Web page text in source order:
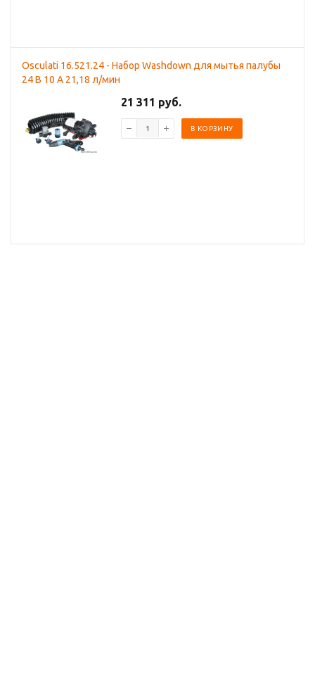
Osculati 16.521.24 - Набор Washdown для мытья палубы
24 B 10 A 21,18 л/мин
21 311 руб.
В КОРЗИНУ